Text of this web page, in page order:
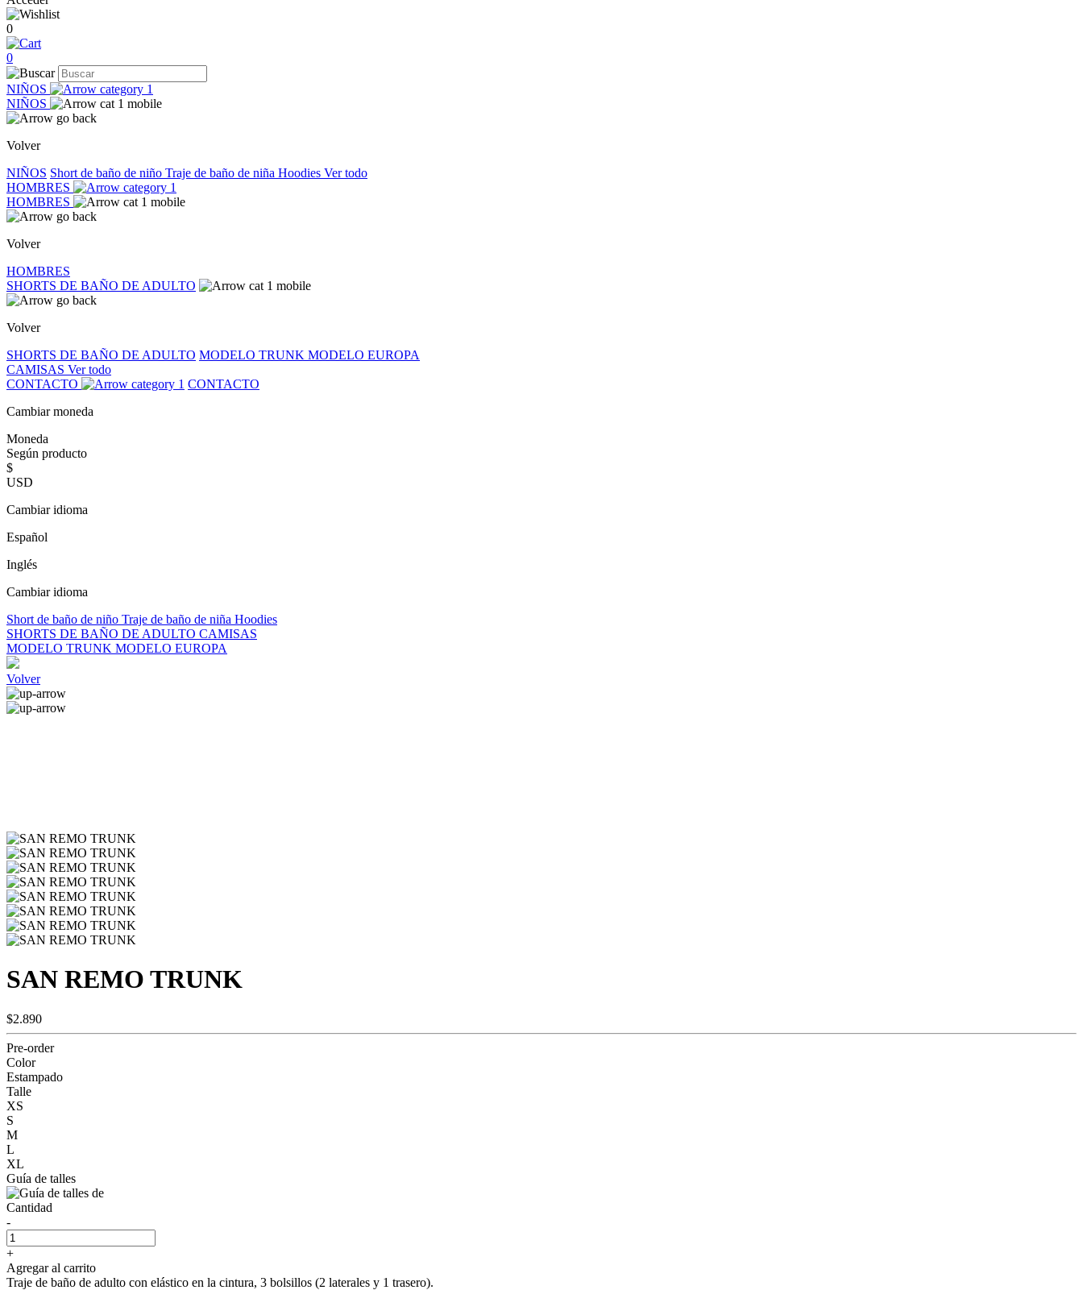
0
0
NIÑOS
NIÑOS
Volver
NIÑOS Short de baño de niño Traje de baño de niña Hoodies Ver todo
HOMBRES
HOMBRES
Volver
HOMBRES
SHORTS DE BAÑO DE ADULTO
Volver
SHORTS DE BAÑO DE ADULTO MODELO TRUNK MODELO EUROPA
CAMISAS Ver todo
CONTACTO
CONTACTO
Cambiar moneda
Moneda
Según producto
$
USD
Cambiar idioma
Español
Inglés
Cambiar idioma
Short de baño de niño Traje de baño de niña Hoodies
SHORTS DE BAÑO DE ADULTO CAMISAS
MODELO TRUNK MODELO EUROPA
Volver
SAN REMO TRUNK
$2.890
Pre-order
Color
Estampado
Talle
XS
S
M
L
XL
Guía de talles
Cantidad
-
+
Agregar al carrito
Traje de baño de adulto con elástico en la cintura, 3 bolsillos (2 laterales y 1 trasero).